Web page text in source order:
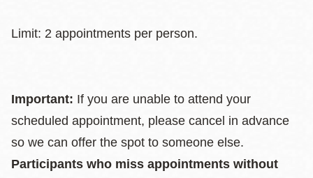
Limit: 2 appointments per person.
Important: If you are unable to attend your
scheduled appointment, please cancel in advance
so we can offer the spot to someone else.
Participants who miss appointments without